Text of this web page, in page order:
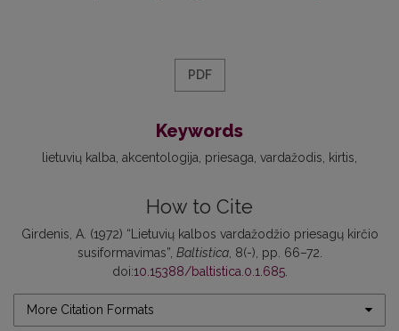
PDF
Keywords
lietuvių kalba akcentologija priesaga vardažodis kirtis
How to Cite
Girdenis, A. (1972) “Lietuvių kalbos vardažodžio priesagų kirčio
susiformavimas”, Baltistica, 8(-), pp. 66–72.
doi:10.15388/baltistica.0.1.685.
More Citation Formats